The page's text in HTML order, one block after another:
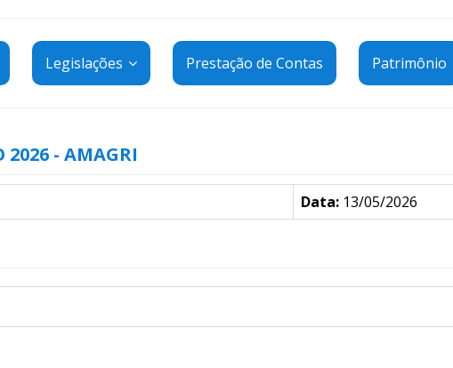
Legislações Prestação de Contas Patrimônio
2026 - AMAGRI
Data: 13/05/2026